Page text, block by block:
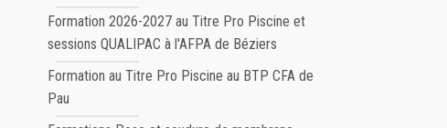
Formation 2026-2027 au Titre Pro Piscine et
sessions QUALIPAC à l'AFPA de Béziers
Formation au Titre Pro Piscine au BTP CFA de
Pau